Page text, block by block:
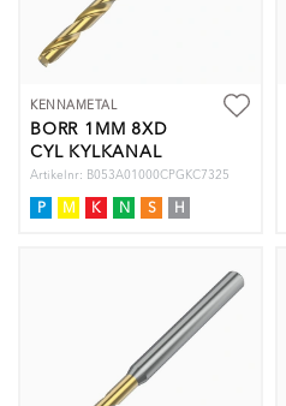
KENNAMETAL
BORR 1MM 8XD
CYL KYLKANAL
Artikelnr: B053A01000CPGKC7325
P M K N S H